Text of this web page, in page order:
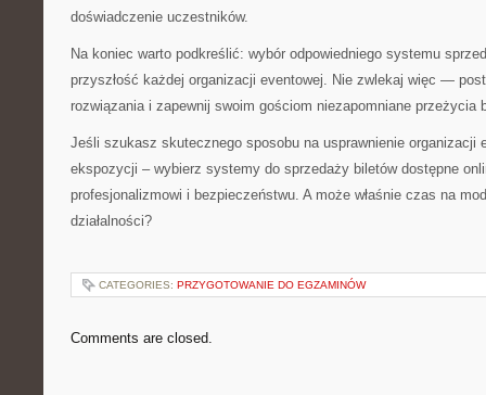
doświadczenie uczestników.
Na koniec warto podkreślić: wybór odpowiedniego systemu
przyszłość każdej organizacji eventowej. Nie zwlekaj więc —
rozwiązania i zapewnij swoim gościom niezapomniane przeżycia
Jeśli szukasz skutecznego sposobu na usprawnienie organizacji
ekspozycji – wybierz systemy do sprzedaży biletów dostępne
profesjonalizmowi i bezpieczeństwu. A może właśnie czas na
działalności?
CATEGORIES: PRZYGOTOWANIE DO EGZAMINÓW
Comments are closed.